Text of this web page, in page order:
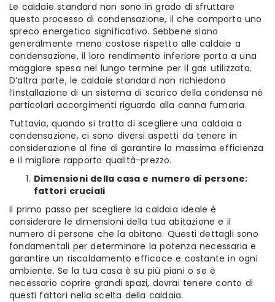
Le caldaie standard non sono in grado di sfruttare
questo processo di condensazione, il che comporta uno
spreco energetico significativo. Sebbene siano
generalmente meno costose rispetto alle caldaie a
condensazione, il loro rendimento inferiore porta a una
maggiore spesa nel lungo termine per il gas utilizzato.
D’altra parte, le caldaie standard non richiedono
l’installazione di un sistema di scarico della condensa né
particolari accorgimenti riguardo alla canna fumaria.
Tuttavia, quando si tratta di scegliere una caldaia a
condensazione, ci sono diversi aspetti da tenere in
considerazione al fine di garantire la massima efficienza
e il migliore rapporto qualità-prezzo.
Dimensioni della casa e numero di persone:
fattori cruciali
Il primo passo per scegliere la caldaia ideale è
considerare le dimensioni della tua abitazione e il
numero di persone che la abitano. Questi dettagli sono
fondamentali per determinare la potenza necessaria e
garantire un riscaldamento efficace e costante in ogni
ambiente. Se la tua casa è su più piani o se è
necessario coprire grandi spazi, dovrai tenere conto di
questi fattori nella scelta della caldaia.